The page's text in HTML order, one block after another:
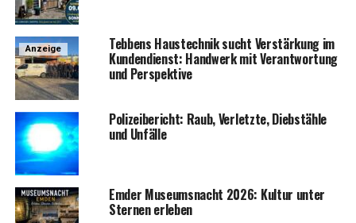
Anzeige Teb­bens Haus­tech­nik sucht Ver­stär­kung im
Kun­den­dienst: Hand­werk mit Ver­ant­wor­tung
und Perspektive
Poli­zei­be­richt: Raub, Ver­letz­te, Dieb­stäh­le
und Unfälle
Emder Muse­ums­nacht 2026: Kul­tur unter
Ster­nen erleben